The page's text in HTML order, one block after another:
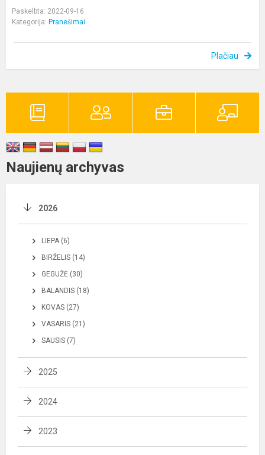
Paskelbta: 2022-09-16
Kategorija: Pranešimai
Plačiau
Naujienų archyvas
2026
LIEPA (6)
BIRŽELIS (14)
GEGUŽĖ (30)
BALANDIS (18)
KOVAS (27)
VASARIS (21)
SAUSIS (7)
2025
2024
2023